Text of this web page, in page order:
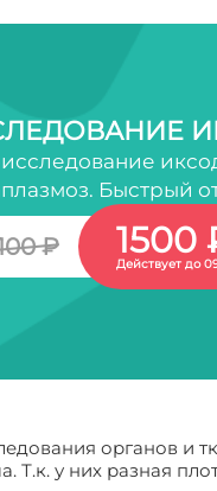
Быстрый
₽ 1500
Действует до
органов и
Т.к. у них разная